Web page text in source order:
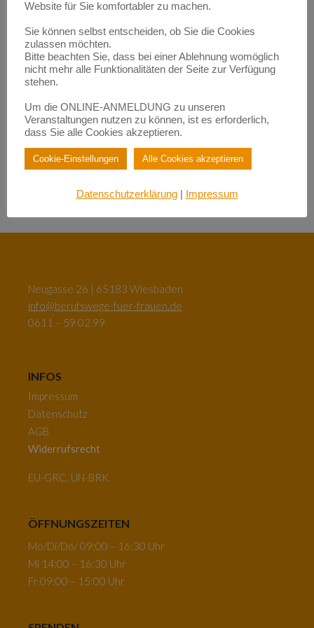
werden | BerufsWege für Frauen e.V.
Empowerment durch Mentoring: Wie Migrantinnen gestärkt
werden | BerufsWege für Frauen e.V.
zuFundraisende – die „Eier-legenden Woll-Milch-Säue“
Empowerment durch Mentoring: Wie Migrantinnen gestärkt
zuFemale Empowerment im Main Kinzig Kreis
Be happy – so werden Sie glücklich im Beruf!| BerufsWege für
Frauen e.V.
Be happy – so werden Sie glücklich im Beruf!| BerufsWege für
Frauen e.V.
Neugasse 26 | 65183 Wiesbaden
info@berufswege-fuer-frauen.de
0611 – 59 02 99
INFOS
Impressum
Datenschutz
AGB
Widerrufsrecht
EU-GRC, UN-BRK
ÖFFNUNGSZEITEN
Mo/Di/Do/ 09:00 – 16:30 Uhr
Mi 14:00 – 16:30 Uhr
Fr 09:00 – 15:00 Uhr
Website für Sie komfortabler zu machen.
Sie können selbst entscheiden, ob Sie die Cookies
zulassen möchten.
Bitte beachten Sie, dass bei einer Ablehnung womöglich
nicht mehr alle Funktionalitäten der Seite zur Verfügung
stehen.
Um die ONLINE-ANMELDUNG zu unseren
Veranstaltungen nutzen zu können, ist es erforderlich,
dass Sie alle Cookies akzeptieren.
Cookie-Einstellungen Alle Cookies akzeptieren
Datenschutzerklärung| Impressum